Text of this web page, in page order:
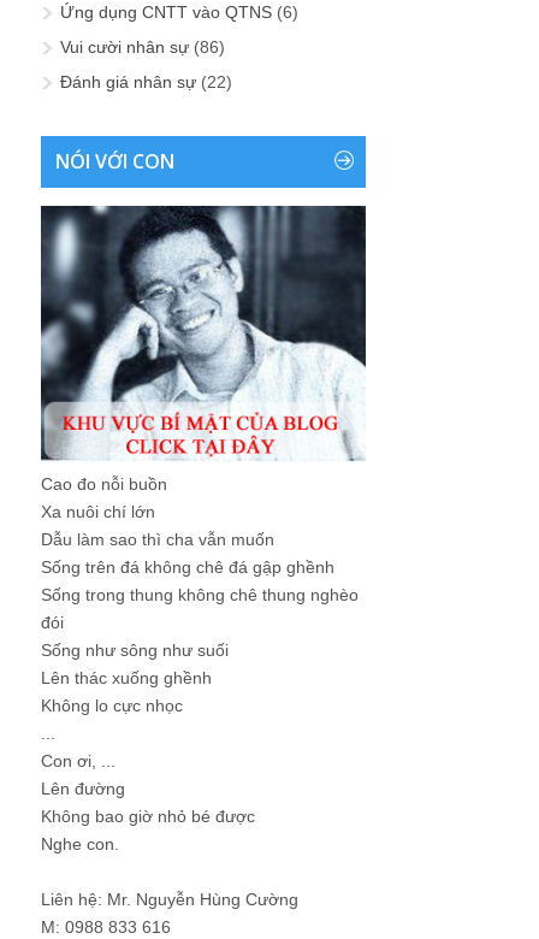
Ứng dụng CNTT vào QTNS (6)
Vui cười nhân sự (86)
Đánh giá nhân sự (22)
NÓI VỚI CON
Cao đo nỗi buồn
Xa nuôi chí lớn
Dẫu làm sao thì cha vẫn muốn
Sống trên đá không chê đá gập ghềnh
Sống trong thung không chê thung nghèo
đói
Sống như sông như suối
Lên thác xuống ghềnh
Không lo cực nhọc
Con ơi, ...
Lên đường
Không bao giờ nhỏ bé được
Nghe con.
Liên hệ: Mr. Nguyễn Hùng Cường
M: 0988 833 616